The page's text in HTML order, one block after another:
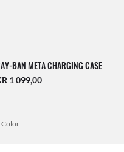
BAN META CHARGING CASE
1 099,00
Color